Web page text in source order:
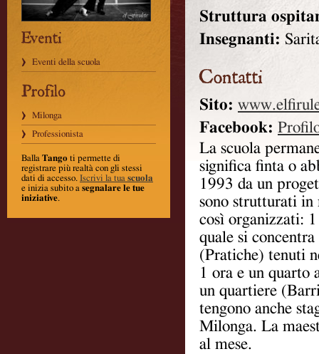
Eventi della scuola
Milonga
Professionista
Balla Tango ti permette di
registrare più realtà con gli stessi
dati di accesso. Iscrivi la tua scuola
e inizia subito a segnalare le tue
iniziative.
Struttura
Insegnanti:
Sito:
Facebook:
La scuola
significa finta o
1993 da un
sono strutturati in
così organizzati:
quale si
(Pratiche) tenuti
1 ora e un quarto
un quartiere
tengono anche
Milonga. La
al mese.